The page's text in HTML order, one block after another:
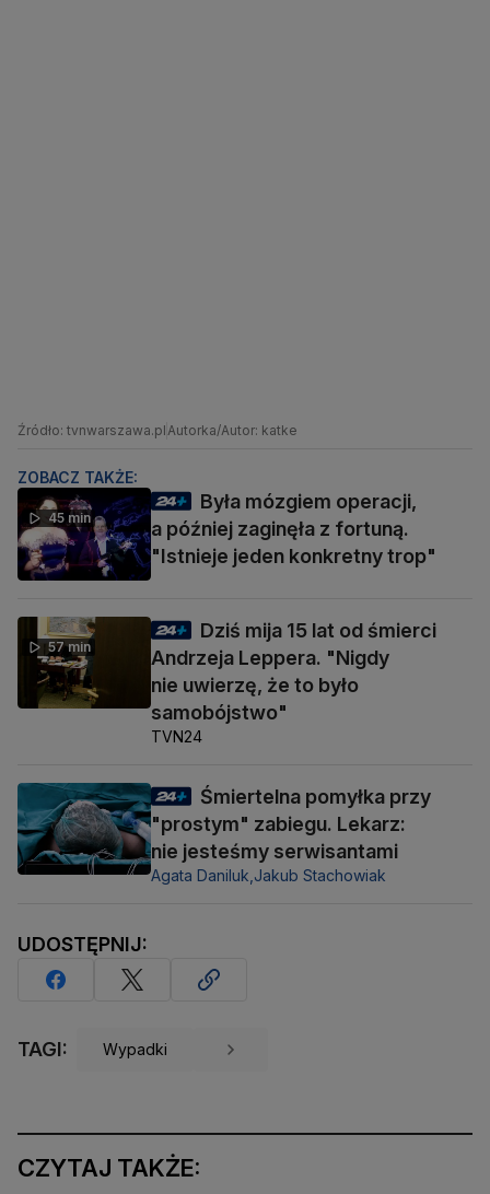
Źródło: tvnwarszawa.plAutorka/Autor: katke
ZOBACZ TAKŻE:
45 min
Była mózgiem operacji,
a później zaginęła z fortuną.
"Istnieje jeden konkretny trop"
57 min
Dziś mija 15 lat od śmierci
Andrzeja Leppera. "Nigdy
nie uwierzę, że to było
samobójstwo"
TVN24
Śmiertelna pomyłka przy
"prostym" zabiegu. Lekarz:
nie jesteśmy serwisantami
Agata Daniluk, Jakub Stachowiak
UDOSTĘPNIJ:
TAGI: Wypadki
CZYTAJ TAKŻE: